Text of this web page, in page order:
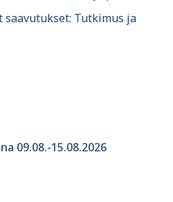
Tutkimus ja
09.08.-15.08.2026